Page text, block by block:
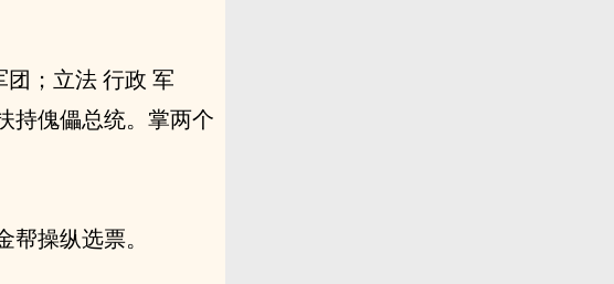
；立法 行政 军
持傀儡总统。掌两个
操纵选票。